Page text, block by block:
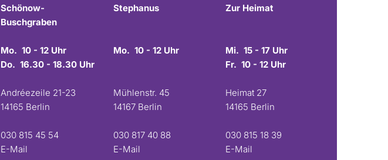
Schönow-
Buschgraben
Mo. 10 - 12 Uhr
Do. 16.30 - 18.30 Uhr
Andréezeile 21-23
14165 Berlin
030 815 45 54
E-Mail
Stephanus
Mo. 10 - 12 Uhr
Mühlenstr. 45
14167 Berlin
030 817 40 88
E-Mail
Zur Heimat
Mi. 15 - 17 Uhr
Fr. 10 - 12 Uhr
Heimat 27
14165 Berlin
030 815 18 39
E-Mail